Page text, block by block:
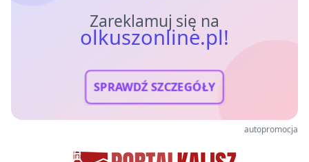
Zareklamuj się na
olkuszonline.pl!
SPRAWDŹ SZCZEGÓŁY
autopromocja